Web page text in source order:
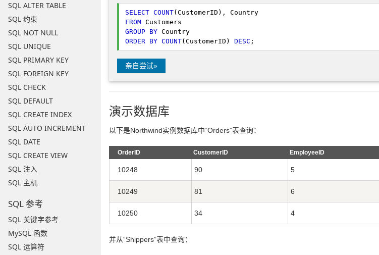
SQL ALTER TABLE
SQL 约束
SQL NOT NULL
SQL UNIQUE
SQL PRIMARY KEY
SQL FOREIGN KEY
SQL CHECK
SQL DEFAULT
SQL CREATE INDEX
SQL AUTO INCREMENT
SQL DATE
SQL CREATE VIEW
SQL 注入
SQL 主机
SQL 参考
SQL 关键字参考
MySQL 函数
SQL 运算符
SELECT COUNT
FROM
GROUP BY
ORDER BY COUNT(CustomerID) DESC ;
亲自尝试»
演示数据库
以下是Northwind实例数据库中“Orders”表查询：
OrderID CustomerID EmployeeID
10248 90 5
10249 81 6
10250 34 4
并从“Shippers”表中查询：